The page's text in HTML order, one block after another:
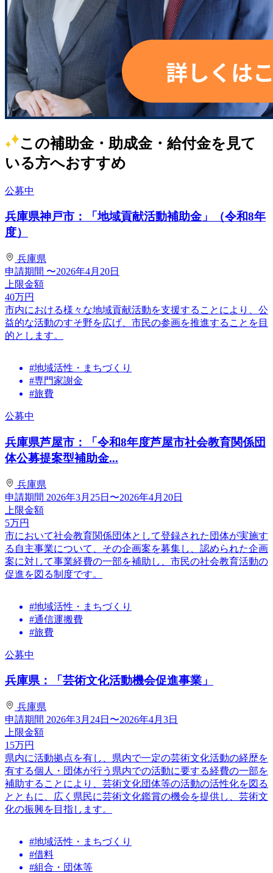
この補助金・助成金・給付金を見て
いる方へおすすめ
公募中
兵庫県神戸市：「地域貢献活動補助金」（令和8年
度）
兵庫県
申請期間 〜2026年4月20日
上限金額
40万円
市内における様々な地域貢献活動を支援することにより、公
益的な活動のすそ野を広げ、市民の参画を推進することを目
的とします。
#地域活性・まちづくり
#専門家謝金
#旅費
公募中
兵庫県芦屋市：「令和8年度芦屋市社会教育関係団
体公募提案型補助金...
兵庫県
申請期間 2026年3月25日〜2026年4月20日
上限金額
5万円
市において社会教育関係団体として登録された団体が実施す
る自主事業について、その企画案を募集し、認められた企画
案に対して事業経費の一部を補助し、市民の社会教育活動の
促進を図る制度です。
#地域活性・まちづくり
#通信運搬費
#旅費
公募中
兵庫県：「芸術文化活動機会促進事業」
兵庫県
申請期間 2026年3月24日〜2026年4月3日
上限金額
15万円
県内に活動拠点を有し、県内で一定の芸術文化活動の経歴を
有する個人・団体が行う県内での活動に要する経費の一部を
補助することにより、芸術文化団体等の活動の活性化を図る
とともに、広く県民に芸術文化鑑賞の機会を提供し、芸術文
化の振興を目指します。
#地域活性・まちづくり
#借料
#組合・団体等